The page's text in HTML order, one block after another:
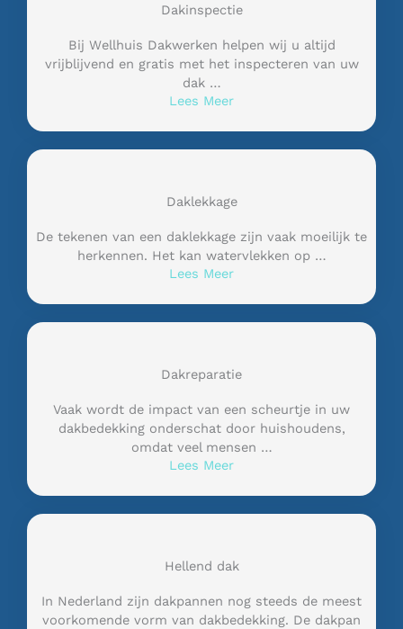
Dakinspectie
Bij Wellhuis Dakwerken helpen wij u altijd
vrijblijvend en gratis met het inspecteren van uw
dak …
Lees Meer
Daklekkage
De tekenen van een daklekkage zijn vaak moeilijk te
herkennen. Het kan watervlekken op …
Lees Meer
Dakreparatie
Vaak wordt de impact van een scheurtje in uw
dakbedekking onderschat door huishoudens,
omdat veel mensen …
Lees Meer
Hellend dak
In Nederland zijn dakpannen nog steeds de meest
voorkomende vorm van dakbedekking. De dakpan